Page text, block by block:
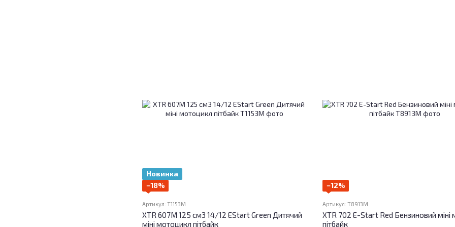
Новинка
−18%
Артикул: T1153M
XTR 607M 125 см3 14/12 EStart Green Дитячий
міні мотоцикл пітбайк
−12%
Артикул: T8913M
XTR 702 E-Start Red Бензиновий міні
пітбайк